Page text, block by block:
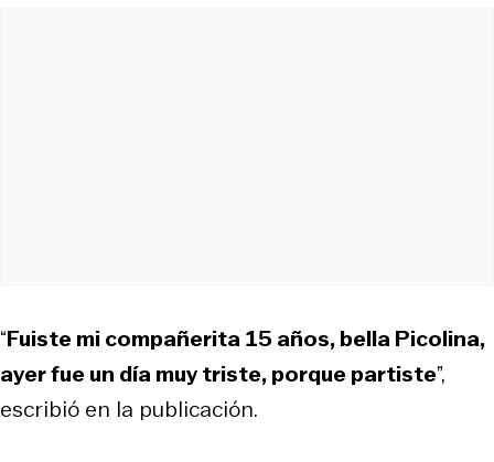
“Fuiste mi compañerita 15 años, bella Picolina,
ayer fue un día muy triste, porque partiste”,
escribió en la publicación.